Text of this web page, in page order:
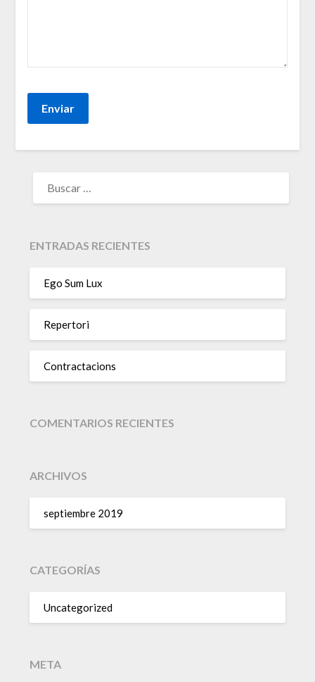
ENTRADAS RECIENTES
Ego Sum Lux
Repertori
Contractacions
COMENTARIOS RECIENTES
ARCHIVOS
septiembre 2019
CATEGORÍAS
Uncategorized
META